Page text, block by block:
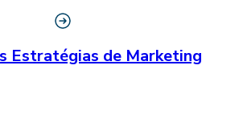
Estratégias de Marketing